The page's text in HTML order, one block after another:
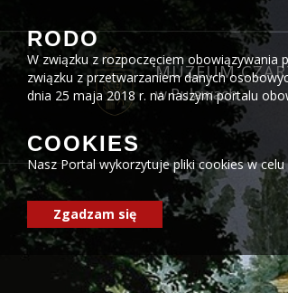
MUZEUM
w Puławach
RODO
W związku z rozpoczęciem obowiązywania
związku z przetwarzaniem danych
dnia 25 maja 2018 r. na naszym portalu
COOKIES
Nasz Portal wykorzytuje pliki cookies w
Zgadzam się